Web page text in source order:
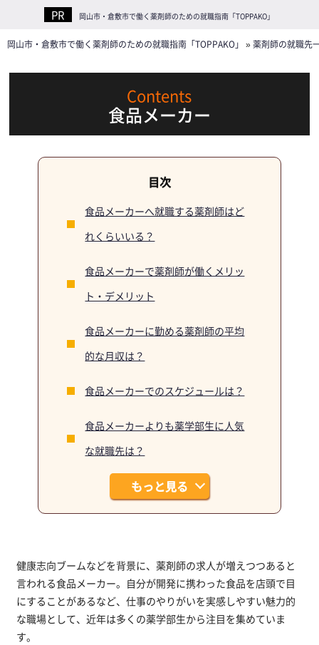
岡山市・倉敷市で働く薬剤師のための就職指南「TOPPAKO」
岡山市・倉敷市で働く薬剤師のための就職指南「TOPPAKO」 »薬剤師の就職先
食品メーカー
食品メーカーへ就職する薬剤師はど
れくらいいる？
食品メーカーで薬剤師が働くメリッ
ト・デメリット
食品メーカーに勤める薬剤師の平均
的な月収は？
食品メーカーでのスケジュールは？
食品メーカーよりも薬学部生に人気
な就職先は？
もっと見る
健康志向ブームなどを背景に、薬剤師の求人が増えつつあると
言われる食品メーカー。自分が開発に携わった食品を店頭で目
にすることがあるなど、仕事のやりがいを実感しやすい魅力的
な職場として、近年は多くの薬学部生から注目を集めていま
す。